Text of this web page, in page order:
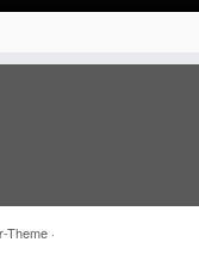
Theme·